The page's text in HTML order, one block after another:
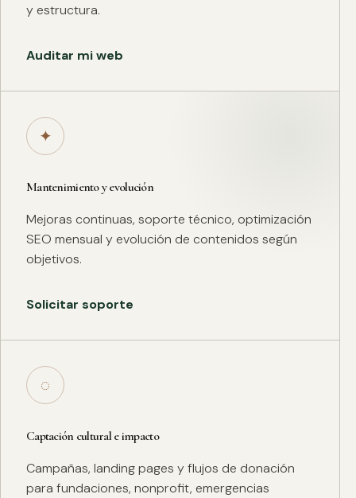
y estructura.
Auditar mi web
✦
Mantenimiento y evolución
Mejoras continuas, soporte técnico, optimización
SEO mensual y evolución de contenidos según
objetivos.
Solicitar soporte
◌
Captación cultural e impacto
Campañas, landing pages y flujos de donación
para fundaciones, nonprofit, emergencias